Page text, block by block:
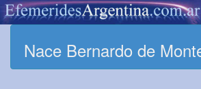
Nace Bernardo de